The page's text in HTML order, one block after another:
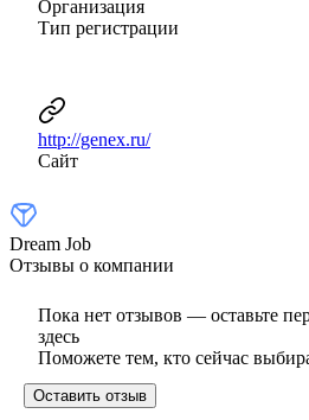
Организация
Тип регистрации
http://genex.ru/
Сайт
Dream Job
Отзывы о компании
Пока нет отзывов — оставьте
здесь
Поможете тем, кто сейчас
Оставить отзыв